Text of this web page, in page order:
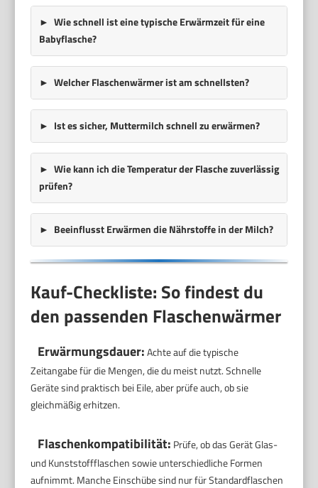
Wie schnell ist eine typische Erwärmzeit für eine
Babyflasche?
Welcher Flaschenwärmer ist am schnellsten?
Ist es sicher, Muttermilch schnell zu erwärmen?
Wie kann ich die Temperatur der Flasche zuverlässig
prüfen?
Beeinflusst Erwärmen die Nährstoffe in der Milch?
Kauf-Checkliste: So findest du
den passenden Flaschenwärmer
Erwärmungsdauer:Achte auf die typische
Zeitangabe für die Mengen, die du meist nutzt. Schnelle
Geräte sind praktisch bei Eile, aber prüfe auch, ob sie
gleichmäßig erhitzen.
Flaschenkompatibilität: Prüfe, ob das Gerät Glas-
und Kunststoffflaschen sowie unterschiedliche Formen
aufnimmt. Manche Einschübe sind nur für Standardflaschen